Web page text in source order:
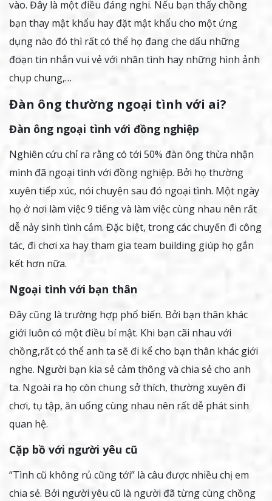
vào. Đây là một điều đáng nghi. Nếu bạn thấy chồng
bạn thay mật khẩu hay đặt mật khẩu cho một ứng
dụng nào đó thì rất có thể họ đang che dấu những
đoạn tin nhắn vui vẻ với nhân tình hay những hình ảnh
chụp chung,…
Đàn ông thường ngoại tình với ai?
Đàn ông ngoại tình với đồng nghiệp
Nghiên cứu chỉ ra rằng có tới 50% đàn ông thừa nhận
mình đã ngoại tình với đồng nghiệp. Bởi họ thường
xuyên tiếp xúc, nói chuyện sau đó ngoại tình. Một ngày
họ ở nơi làm việc 9 tiếng và làm việc cùng nhau nên rất
dễ nảy sinh tình cảm. Đặc biệt, trong các chuyến đi công
tác, đi chơi xa hay tham gia team building giúp họ gắn
kết hơn nữa.
Ngoại tình với bạn thân
Đây cũng là trường hợp phổ biến. Bởi bạn thân khác
giới luôn có một điều bí mật. Khi bạn cãi nhau với
chồng,rất có thể anh ta sẽ đi kể cho bạn thân khác giới
nghe. Người bạn kia sẻ cảm thông và chia sẻ cho anh
ta. Ngoài ra họ còn chung sở thích, thường xuyên đi
chơi, tụ tập, ăn uống cùng nhau nên rất dễ phát sinh
quan hệ.
Cặp bồ với người yêu cũ
“Tình cũ không rủ cũng tới” là câu được nhiều chị em
chia sẻ. Bởi người yêu cũ là người đã từng cùng chồng